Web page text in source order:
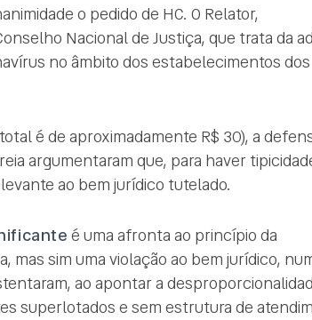
o pedido de HC. O Relator,
Nacional de Justiça, que trata da
no âmbito dos estabelecimentos dos
é de aproximadamente R$ 30), a
argumentaram que, para haver
ao bem jurídico tutelado.
é uma afronta ao princípio da
mas sim uma violação ao bem jurídico,
ao apontar a
superlotados e sem estrutura de